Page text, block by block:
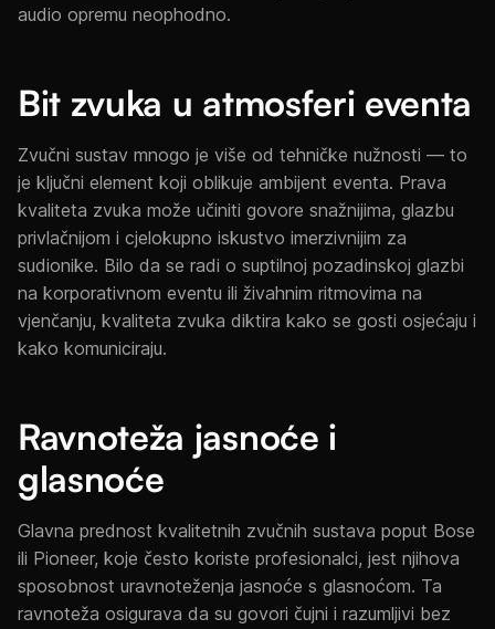
audio opremu neophodno.
Bit zvuka u atmosferi eventa
Zvučni sustav mnogo je više od tehničke nužnosti — to
je ključni element koji oblikuje ambijent eventa. Prava
kvaliteta zvuka može učiniti govore snažnijima, glazbu
privlačnijom i cjelokupno iskustvo imerzivnijim za
sudionike. Bilo da se radi o suptilnoj pozadinskoj glazbi
na korporativnom eventu ili živahnim ritmovima na
vjenčanju, kvaliteta zvuka diktira kako se gosti osjećaju i
kako komuniciraju.
Ravnoteža jasnoće i
glasnoće
Glavna prednost kvalitetnih zvučnih sustava poput Bose
ili Pioneer, koje često koriste profesionalci, jest njihova
sposobnost uravnoteženja jasnoće s glasnoćom. Ta
ravnoteža osigurava da su govori čujni i razumljivi bez